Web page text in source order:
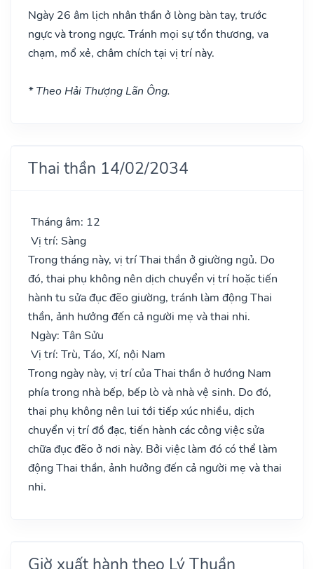
Ngày 26 âm lịch nhân thần ở lòng bàn tay, trước
ngực và trong ngực. Tránh mọi sự tổn thương, va
chạm, mổ xẻ, châm chích tại vị trí này.
* Theo Hải Thượng Lãn Ông.
Thai thần 14/02/2034
Tháng âm: 12
Vị trí: Sàng
Trong tháng này, vị trí Thai thần ở giường ngủ. Do
đó, thai phụ không nên dịch chuyển vị trí hoặc tiến
hành tu sửa đục đẽo giường, tránh làm động Thai
thần, ảnh hưởng đến cả người mẹ và thai nhi.
Ngày: Tân Sửu
Vị trí: Trù, Táo, Xí, nội Nam
Trong ngày này, vị trí của Thai thần ở hướng Nam
phía trong nhà bếp, bếp lò và nhà vệ sinh. Do đó,
thai phụ không nên lui tới tiếp xúc nhiều, dịch
chuyển vị trí đồ đạc, tiến hành các công việc sửa
chữa đục đẽo ở nơi này. Bởi việc làm đó có thể làm
động Thai thần, ảnh hưởng đến cả người mẹ và thai
nhi.
Giờ xuất hành theo Lý Thuần